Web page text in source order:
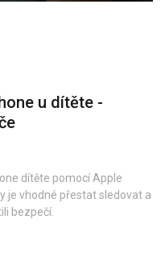
u dítěte -
dítěte pomocí Apple
je vhodné přestat sledovat a
bezpečí.